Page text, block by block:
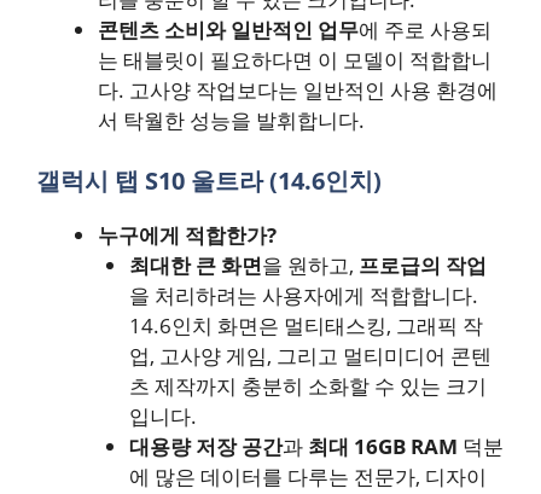
콘텐츠 소비와 일반적인 업무에 주로 사용되
는 태블릿이 필요하다면 이 모델이 적합합니
다. 고사양 작업보다는 일반적인 사용 환경에
서 탁월한 성능을 발휘합니다.
갤럭시 탭 S10 울트라 (14.6인치)
누구에게 적합한가?
최대한 큰 화면을 원하고, 프로급의 작업
을 처리하려는 사용자에게 적합합니다.
14.6인치 화면은 멀티태스킹, 그래픽 작
업, 고사양 게임, 그리고 멀티미디어 콘텐
츠 제작까지 충분히 소화할 수 있는 크기
입니다.
대용량 저장 공간과 최대 16GB RAM 덕분
에 많은 데이터를 다루는 전문가, 디자이